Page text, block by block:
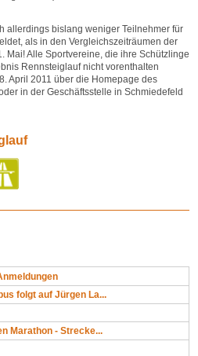
allerdings bislang weniger Teilnehmer für
als in den Vergleichszeiträumen der
Mai! Alle Sportvereine, die ihre Schützlinge
Rennsteiglauf nicht vorenthalten
April 2011 über die Homepage des
in der Geschäftsstelle in Schmiedefeld
folgt auf Jürgen La...
Marathon - Strecke...